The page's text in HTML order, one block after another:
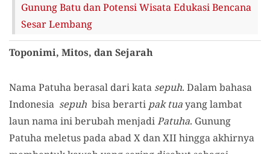
Gunung Batu dan Potensi Wisata Edukasi Bencana
Sesar Lembang
Toponimi, Mitos, dan Sejarah
Nama Patuha berasal dari kata sepuh. Dalam bahasa
Indonesia sepuh bisa berarti pak tuayang lambat
laun nama ini berubah menjadiPatuha. Gunung
Patuha meletus pada abad X dan XII hingga akhirnya